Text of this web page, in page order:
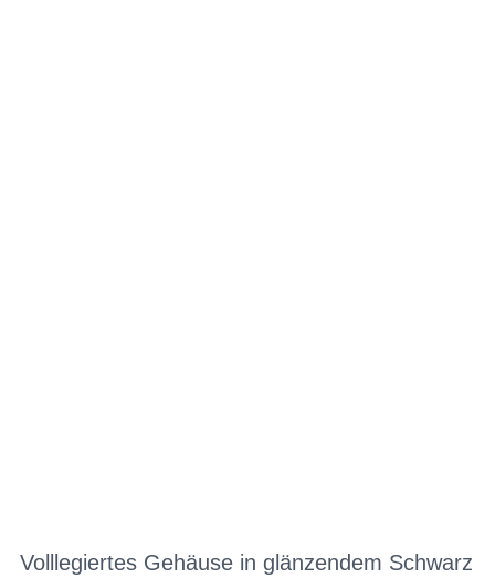
Volllegiertes Gehäuse in glänzendem Schwarz